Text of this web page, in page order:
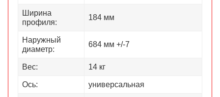
Ширина
профиля:
184 мм
Наружный
диаметр:
684 мм +/-7
Вес: 14 кг
Ось: универсальная